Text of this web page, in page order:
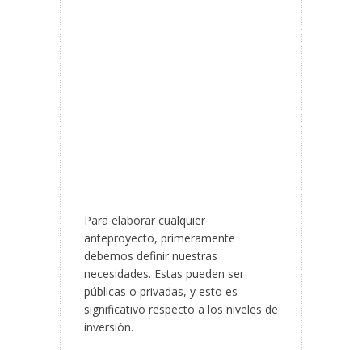
Para elaborar cualquier
anteproyecto, primeramente
debemos definir nuestras
necesidades. Estas pueden ser
públicas o privadas, y esto es
significativo respecto a los niveles de
inversión.